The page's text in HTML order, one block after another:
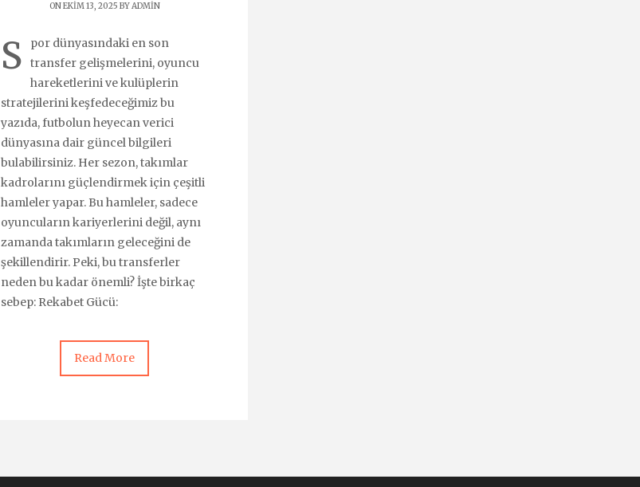
ON EKIM 13, 2025 BYADMIN
S
por dünyasındaki en son
transfer gelişmelerini, oyuncu
hareketlerini ve kulüplerin
stratejilerini keşfedeceğimiz bu
yazıda, futbolun heyecan verici
dünyasına dair güncel bilgileri
bulabilirsiniz. Her sezon, takımlar
kadrolarını güçlendirmek için çeşitli
hamleler yapar. Bu hamleler, sadece
oyuncuların kariyerlerini değil, aynı
zamanda takımların geleceğini de
şekillendirir. Peki, bu transferler
neden bu kadar önemli? İşte birkaç
sebep: Rekabet Gücü:
Read More